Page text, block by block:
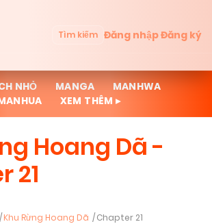
Tìm kiếm Đăng nhậpĐăng ký
NHỎ MANGA
MANHWA
XEM THÊM ▸
Hoang Dã -
21
Khu Rừng Hoang Dã Chapter 21